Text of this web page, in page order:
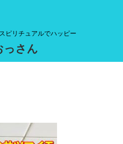
ピリチュアルでハッピー
っさん